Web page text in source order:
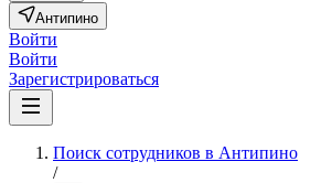
Антипино
Войти
Войти
Зарегистрироваться
Поиск сотрудников в Антипино
/